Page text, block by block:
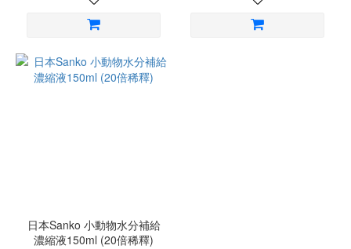
日本Sanko 小動物水分補給
濃縮液150ml (20倍稀釋)